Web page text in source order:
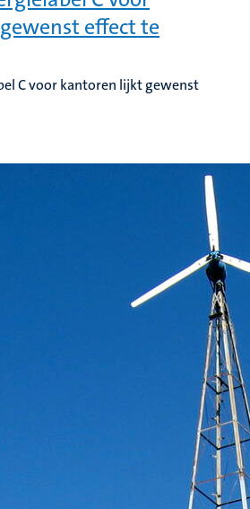
effect te
C voor kantoren lijkt gewenst